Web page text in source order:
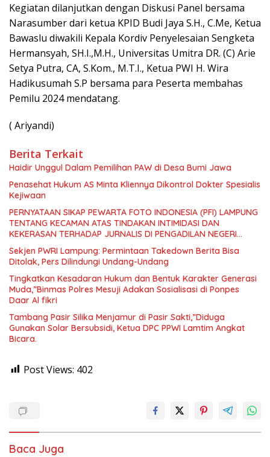
Kegiatan dilanjutkan dengan Diskusi Panel bersama
Narasumber dari ketua KPID Budi Jaya S.H., C.Me, Ketua
Bawaslu diwakili Kepala Kordiv Penyelesaian Sengketa
Hermansyah, SH.I.,M.H., Universitas Umitra DR. (C) Arie
Setya Putra, CA, S.Kom., M.T.I., Ketua PWI H. Wira
Hadikusumah S.P bersama para Peserta membahas
Pemilu 2024 mendatang.
( Ariyandi)
Berita Terkait
Haidir Unggul Dalam Pemilihan PAW di Desa Bumi Jawa
Penasehat Hukum AS Minta Kliennya Dikontrol Dokter Spesialis
Kejiwaan
PERNYATAAN SIKAP PEWARTA FOTO INDONESIA (PFI) LAMPUNG
TENTANG KECAMAN ATAS TINDAKAN INTIMIDASI DAN
KEKERASAN TERHADAP JURNALIS DI PENGADILAN NEGERI
TANJUNG KARANG.
Sekjen PWRI Lampung: Permintaan Takedown Berita Bisa
Ditolak, Pers Dilindungi Undang-Undang
Tingkatkan Kesadaran Hukum dan Bentuk Karakter Generasi
Muda,”Binmas Polres Mesuji Adakan Sosialisasi di Ponpes
Daar Al fikri
Tambang Pasir Silika Menjamur di Pasir Sakti,”Diduga
Gunakan Solar Bersubsidi, Ketua DPC PPWI Lamtim Angkat
Bicara.
Post Views: 402
Baca Juga